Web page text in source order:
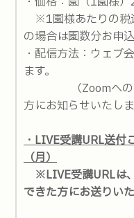
※1園様あたりの税
の場合は園数分お申
・配信方法：ウェブ
ます。
（Zoomへの参
方にお知らせいたしま
・LIVE受講URL送付
（月）
※LIVE受講URLは
できた方にお送りい